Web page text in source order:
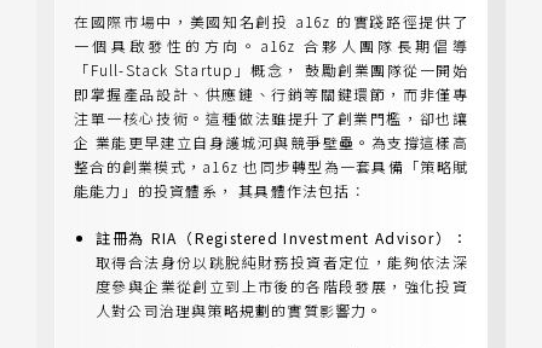
在國際市場中，美國知名創投 a16z 的實踐路徑提供了
一個具啟發性的方向。a16z 合夥人團隊長期倡導
「Full-Stack Startup」概念， 鼓勵創業團隊從一開始
即掌握產品設計、供應鏈、行銷等關鍵環節，而非僅專
注單一核心技術。這種做法雖提升了創業門檻，卻也讓
企 業能更早建立自身護城河與競爭壁壘。為支撐這樣高
整合的創業模式，a16z 也同步轉型為一套具備「策略賦
能能力」的投資體系， 其具體作法包括：
註冊為 RIA（Registered Investment Advisor）：
取得合法身份以跳脫純財務投資者定位，能夠依法深
度參與企業從創立到上市後的各階段發展，強化投資
人對公司治理與策略規劃的實質影響力。